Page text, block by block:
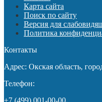
Карта сайта
Поиск по сайту
Версия для
Политика
Контакты
Адрес: Окская область,
Телефон: